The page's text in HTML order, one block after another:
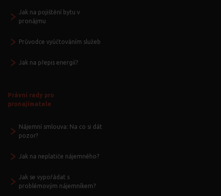
Jak na pojištění bytu v
pronájmu
Průvodce vyúčtováním služeb
Jak na přepis energií?
Právní rady pro
pronajímatele
Nájemní smlouva: Na co si dát
pozor?
Jak na neplatiče nájemného?
Jak se vypořádat s
problémovým nájemníkem?